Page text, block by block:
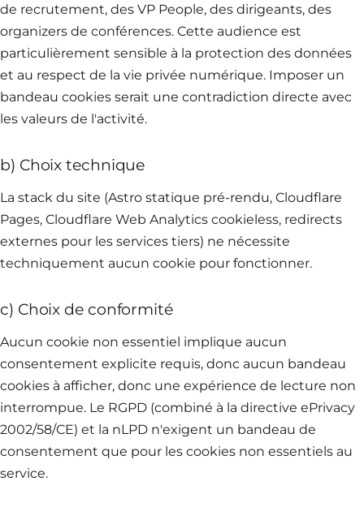
de recrutement, des VP People, des dirigeants, des
organizers de conférences. Cette audience est
particulièrement sensible à la protection des données
et au respect de la vie privée numérique. Imposer un
bandeau cookies serait une contradiction directe avec
les valeurs de l'activité.
b) Choix technique
La stack du site (Astro statique pré-rendu, Cloudflare
Pages, Cloudflare Web Analytics cookieless, redirects
externes pour les services tiers) ne nécessite
techniquement aucun cookie pour fonctionner.
c) Choix de conformité
Aucun cookie non essentiel implique aucun
consentement explicite requis, donc aucun bandeau
cookies à afficher, donc une expérience de lecture non
interrompue. Le RGPD (combiné à la directive ePrivacy
2002/58/CE) et la nLPD n'exigent un bandeau de
consentement que pour les cookies non essentiels au
service.